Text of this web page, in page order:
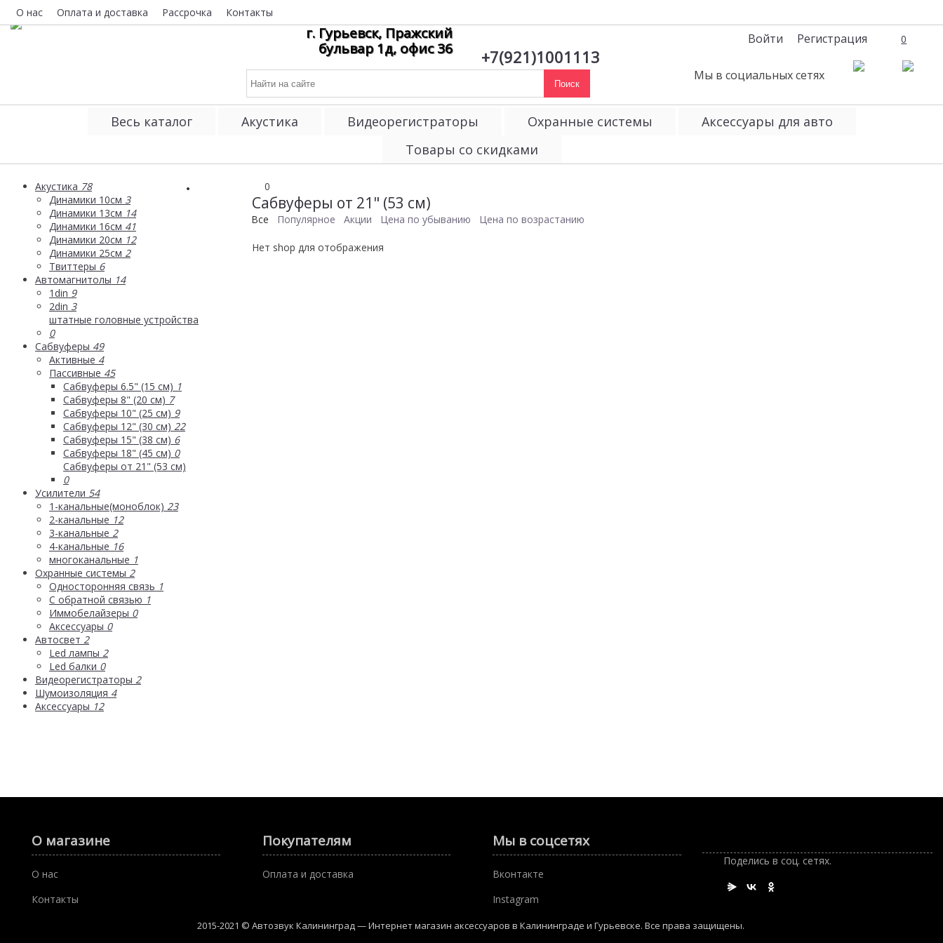
О нас Оплата и доставка Рассрочка Контакты
г. Гурьевск, Пражский
бульвар 1д, офис 36
+7(921)1001113
Поиск
Войти Регистрация 0
Мы в социальных сетях
Весь каталог Акустика Видеорегистраторы Охранные системы
Аксессуары для авто
Товары со скидками
Акустика 78
Динамики 10см 3
Динамики 13см 14
Динамики 16см 41
Динамики 20см 12
Динамики 25см 2
Твиттеры 6
Автомагнитолы 14
1din 9
2din 3
штатные головные устройства
0
Сабвуферы 49
Активные 4
Пассивные 45
Сабвуферы 6.5" (15 см) 1
Сабвуферы 8" (20 см) 7
Сабвуферы 10" (25 см) 9
Сабвуферы 12" (30 см) 22
Сабвуферы 15" (38 см) 6
Сабвуферы 18" (45 см) 0
Сабвуферы от 21" (53 см)
0
Усилители 54
1-канальные(моноблок) 23
2-канальные 12
3-канальные 2
4-канальные 16
многоканальные 1
Охранные системы 2
Односторонняя связь 1
С обратной связью 1
Иммобелайзеры 0
Аксессуары 0
Автосвет 2
Led лампы 2
Led балки 0
Видеорегистраторы 2
Шумоизоляция 4
Аксессуары 12
0
Сабвуферы от 21" (53 см)
Все Популярное Акции Цена по убыванию Цена по возрастанию
Нет shop для отображения
О магазине
О нас
Контакты
Покупателям
Оплата и доставка
Мы в соцсетях
Вконтакте
Instagram
Поделись в соц. сетях.
2015-2021 © Автозвук Калининград — Интернет магазин аксессуаров в Калининграде и Гурьевске. Все права защищены.